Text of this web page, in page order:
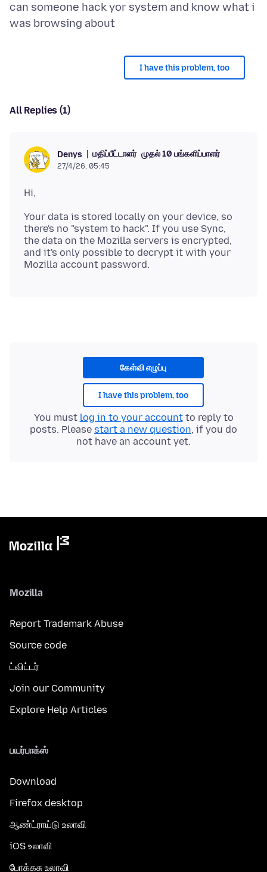
can someone hack yor system and know what i
I have this problem, too
All Replies (1)
Denys மதிப்பீட்டாளர் முதல் 10 பங்களிப்பாளர்
27/4/26, 05:45
Your data is stored locally on your device, so
there's no "system to hack". If you use Sync,
the data on the Mozilla servers is encrypted,
and it's only possible to decrypt it with your
கேள்வி எழுப்பு
I have this problem, too
You must log in to your accountto reply to
posts. Please start a new question, if you do
not have an account yet.
Mozilla
Report Trademark Abuse
Source code
ட்விட்டர்
Join our Community
Explore Help Articles
பயர்பாக்ஸ்
Download
Firefox desktop
ஆண்ட்ராய்டு உலாவி
iOS உலாவி
போக்கசு உலாவி